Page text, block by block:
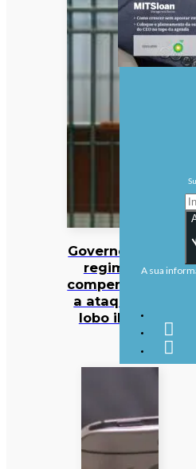
Governo altera
regime de
compensações
a ataques de
lobo ibérico
A sua